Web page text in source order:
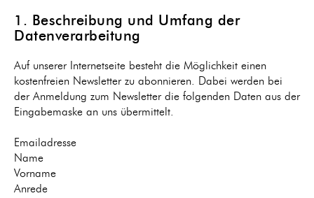
1. Beschreibung und Umfang der
Datenverarbeitung
Auf unserer Internetseite besteht die Möglichkeit einen
kostenfreien Newsletter zu abonnieren. Dabei werden bei
der Anmeldung zum Newsletter die folgenden Daten aus der
Eingabemaske an uns übermittelt.
Emailadresse
Name
Vorname
Anrede